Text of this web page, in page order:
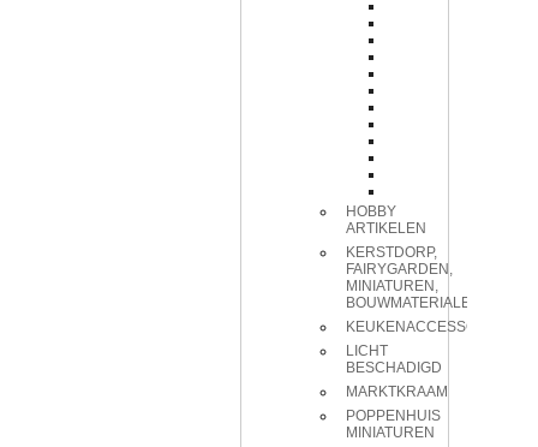
HOBBY
ARTIKELEN
KERSTDORP,
FAIRYGARDEN,
MINIATUREN,
BOUWMATERIALEN
KEUKENACCESSOIRES
LICHT
BESCHADIGD
MARKTKRAAM
POPPENHUIS
MINIATUREN